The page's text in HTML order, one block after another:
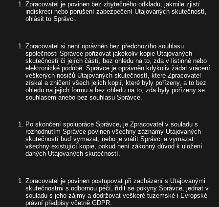
Zpracovatel je povinen bez zbytečného odkladu, jakmile zjistí
indiskreci nebo porušení zabezpečení Utajovaných skutečností,
ohlásit to Správci.
Zpracovatel si není oprávněn bez předchozího souhlasu
společnosti Správce pořizovat jakékoliv kopie Utajovaných
skutečností či jejích částí, bez ohledu na to, zda v listinné nebo
elektronické podobě. Správce je oprávněn kdykoliv žádat vrácení
veškerých nosičů Utajovaných skutečností, které Zpracovatel
získal a zničení všech jejich kopií, které byly pořízeny, a to bez
ohledu na jejich formu a bez ohledu na to, zda byly pořízeny se
souhlasem anebo bez souhlasu Správce.
Po skončení spolupráce Správce, je Zpracovatel v souladu s
rozhodnutím Správce povinen všechny záznamy Utajovaných
skutečností buď vymazat, nebo je vrátit Správci a vymazat
všechny existující kopie, pokud není zákonný důvod k uložení
daných Utajovaných skutečností.
Zpracovatel je povinen postupovat při zacházení s Utajovanými
skutečnostmi s odbornou péčí, řídit se pokyny Správce, jednat v
souladu s jeho zájmy a dodržovat veškeré tuzemské i Evropské
právní předpisy včetně GDPR.